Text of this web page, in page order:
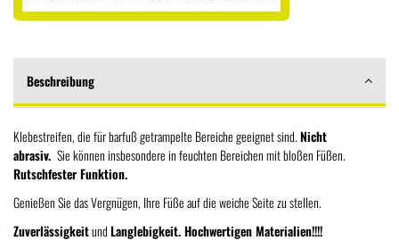
Beschreibung
Klebestreifen, die für barfuß getrampelte Bereiche geeignet sind.Nicht
abrasiv. Sie können insbesondere in feuchten Bereichen mit bloßen Füßen.
Rutschfester Funktion.
Genießen Sie das Vergnügen, Ihre Füße auf die weiche Seite zu stellen.
ZuverlässigkeitundLanglebigkeit.Hochwertigen Materialien!!!!